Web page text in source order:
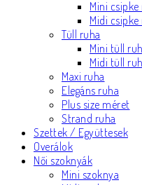
Mini csipke
Midi csipke
Tüll ruha
Mini tüll
Midi tüll
Maxi ruha
Elegáns ruha
Plus size méret
Strand ruha
Szettek / Együttesek
Overálok
Női szoknyák
Mini szoknya